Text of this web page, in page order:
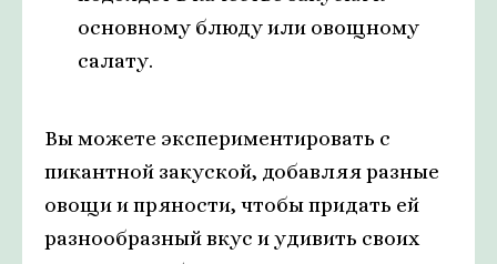
основному блюду или овощному
салату.
Вы можете экспериментировать с
пикантной закуской, добавляя разные
овощи и пряности, чтобы придать ей
разнообразный вкус и удивить своих